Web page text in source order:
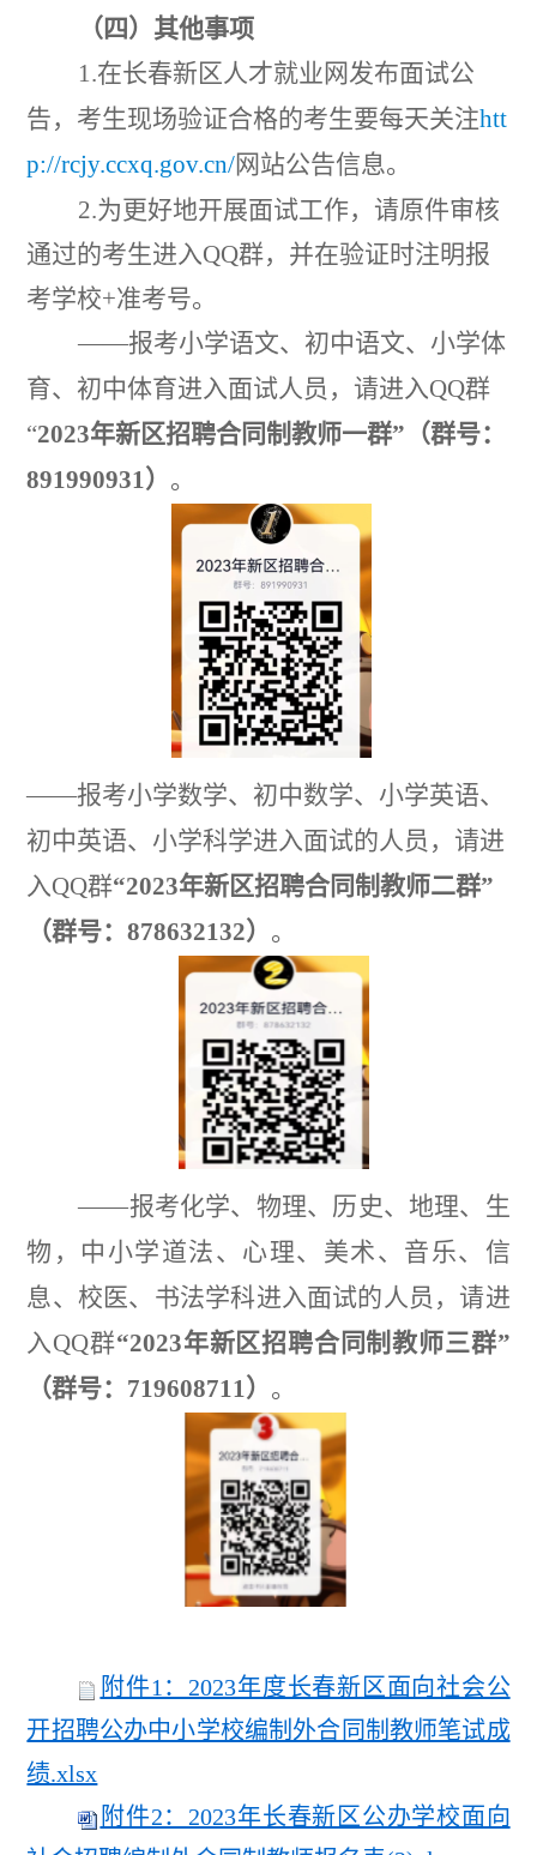
（四）其他事项
1.在长春新区人才就业网发布面试公
告，考生现场验证合格的考生要每天关注htt
p://rcjy.ccxq.gov.cn/网站公告信息。
2.为更好地开展面试工作，请原件审核
通过的考生进入QQ群，并在验证时注明报
考学校+准考号。
——报考小学语文、初中语文、小学体
育、初中体育进入面试人员，请进入QQ群
“2023年新区招聘合同制教师一群” （群号：
891990931 ） 。
——报考小学数学、初中数学、小学英语、
初中英语、小学科学进入面试的人员，请进
入QQ群“2023年新区招聘合同制教师二群”
（群号：878632132） 。
——报考化学、物理、历史、地理、生
物，中小学道法、心理、美术、音乐、信
息、校医、书法学科进入面试的人员，请进
入QQ群“2023年新区招聘合同制教师三群”
（群号： 719608711 ） 。
附件1：2023年度长春新区面向社会公
开招聘公办中小学校编制外合同制教师笔试成
绩.xlsx
附件2：2023年长春新区公办学校面向